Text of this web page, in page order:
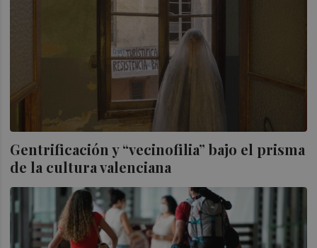
Gentrificación y “vecinofilia” bajo el prisma
de la cultura valenciana